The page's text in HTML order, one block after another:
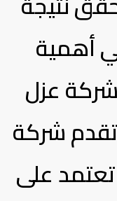
أهمية
عزل
شركة
على